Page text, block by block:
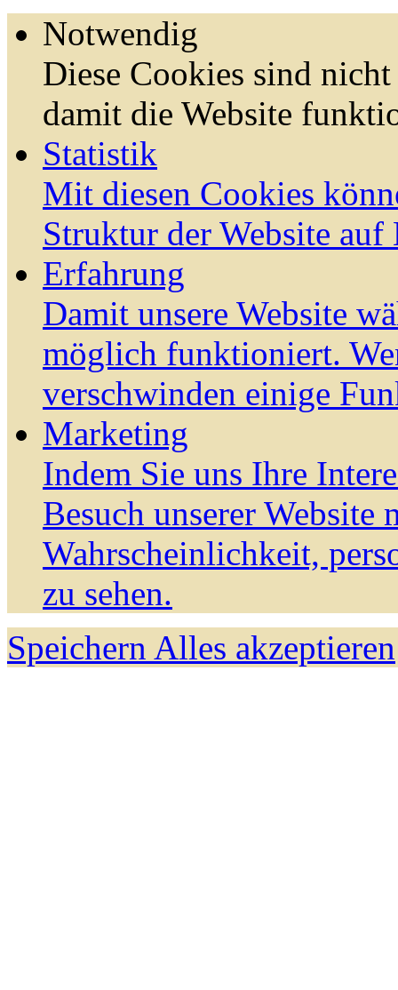
Notwendig
Diese Cookies sind
damit die Website
Statistik
Mit diesen Cookies
Struktur der Website auf
Erfahrung
Damit unsere Website
möglich funktioniert.
verschwinden einige
Marketing
Indem Sie uns Ihre
Besuch unserer Website
Wahrscheinlichkeit,
zu sehen.
Speichern Alles akzeptieren